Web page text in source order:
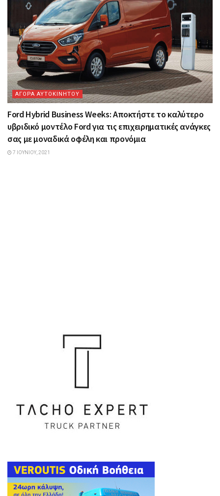
ΑΓΟΡΑ ΑΥΤΟΚΙΝΗΤΟΥ
Ford Hybrid Business Weeks: Αποκτήστε το καλύτερο
υβριδικό μοντέλο Ford για τις επιχειρηματικές ανάγκες
σας με μοναδικά οφέλη και προνόμια
7 ΙΟΥΝΊΟΥ, 2021